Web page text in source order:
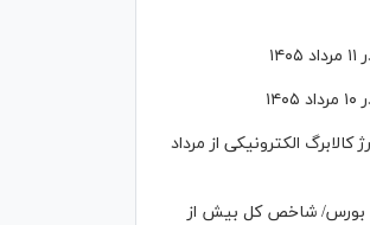
الکترونیکی از مرداد
بورس/ شاخص کل بیش از